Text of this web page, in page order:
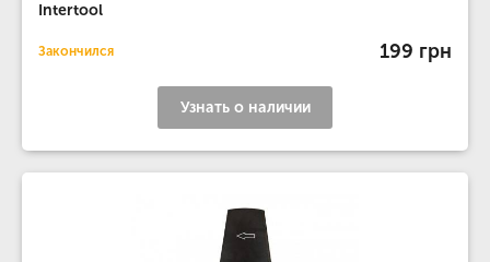
Intertool
Закончился 199 грн
Узнать о наличии